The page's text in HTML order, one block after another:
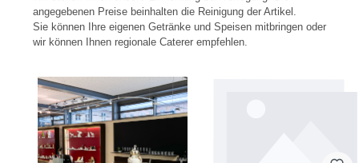
angegebenen Preise beinhalten die Reinigung der Artikel.
Sie können Ihre eigenen Getränke und Speisen mitbringen oder
wir können Ihnen regionale Caterer empfehlen.